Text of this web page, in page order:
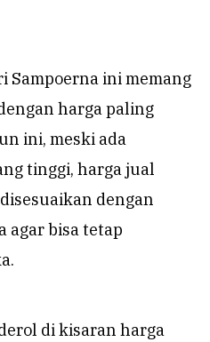
Sampoerna ini memang
harga paling
ini, meski ada
tinggi, harga jual
dengan
agar bisa tetap
di kisaran harga